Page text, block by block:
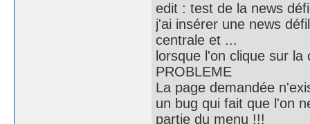
edit : test de la news
j'ai insérer une news
centrale et ...
lorsque l'on clique sur
PROBLEME
La page demandée
un bug qui fait que l'on
partie du menu !!!